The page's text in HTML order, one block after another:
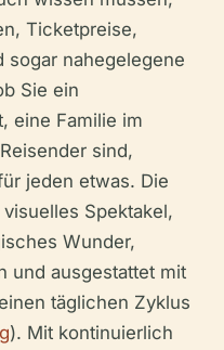
Ticketpreise,
nahegelegene
Sie ein
eine Familie im
sind,
jeden etwas. Die
Spektakel,
Wunder,
und ausgestattet mit
täglichen Zyklus
). Mit kontinuierlich